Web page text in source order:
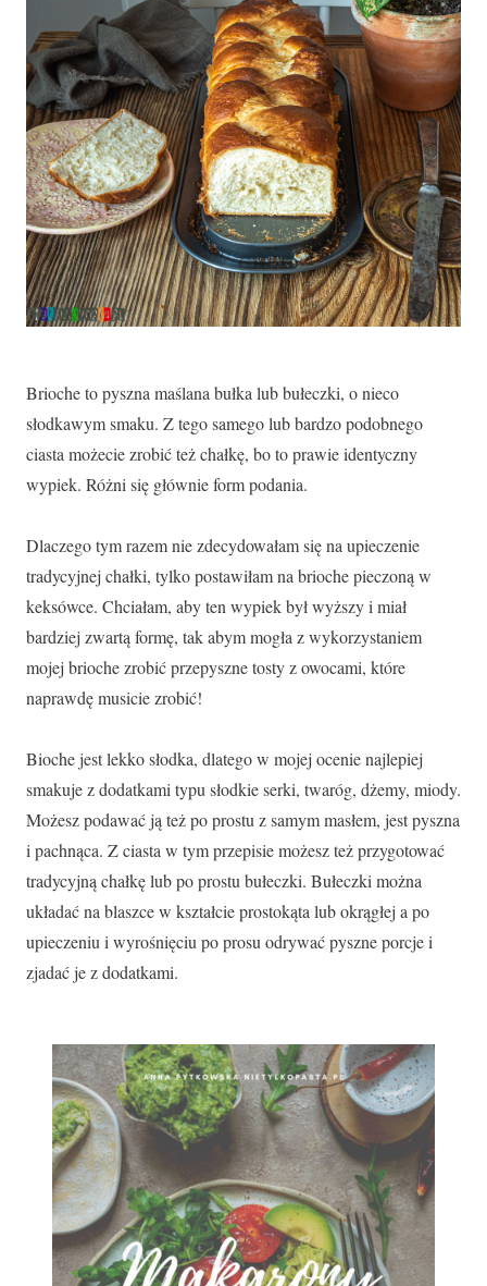
Brioche to pyszna maślana bułka lub bułeczki, o nieco
słodkawym smaku. Z tego samego lub bardzo podobnego
ciasta możecie zrobić też chałkę, bo to prawie identyczny
wypiek. Różni się głównie form podania.
Dlaczego tym razem nie zdecydowałam się na upieczenie
tradycyjnej chałki, tylko postawiłam na brioche pieczoną w
keksówce. Chciałam, aby ten wypiek był wyższy i miał
bardziej zwartą formę, tak abym mogła z wykorzystaniem
mojej brioche zrobić przepyszne tosty z owocami, które
naprawdę musicie zrobić!
Bioche jest lekko słodka, dlatego w mojej ocenie najlepiej
smakuje z dodatkami typu słodkie serki, twaróg, dżemy, miody.
Możesz podawać ją też po prostu z samym masłem, jest pyszna
i pachnąca. Z ciasta w tym przepisie możesz też przygotować
tradycyjną chałkę lub po prostu bułeczki. Bułeczki można
układać na blaszce w kształcie prostokąta lub okrągłej a po
upieczeniu i wyrośnięciu po prosu odrywać pyszne porcje i
zjadać je z dodatkami.